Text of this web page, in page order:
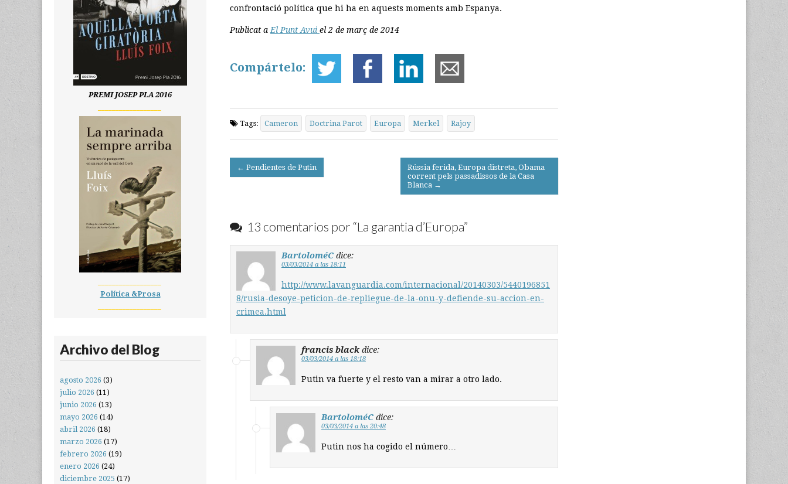
confrontació política que hi ha en aquests moments amb Espanya.
Publicat a El Punt Avui el 2 de març de 2014
Compártelo:
Tags: Cameron Doctrina Parot Europa Merkel Rajoy
Post
navigation
← Pendientes de Putin
Rússia ferida, Europa distreta, Obama
corrent pels passadissos de la Casa
Blanca →
13 comentarios por “La garantia d’Europa”
BartoloméC dice:
03/03/2014 a las 18:11
http://www.lavanguardia.com/internacional/20140303/5440196851
8/rusia-desoye-peticion-de-repliegue-de-la-onu-y-defiende-su-accion-en-
crimea.html
francis black dice:
03/03/2014 a las 18:18
Putin va fuerte y el resto van a mirar a otro lado.
BartoloméC dice:
03/03/2014 a las 20:48
Putin nos ha cogido el número…
PREMI JOSEP PLA 2016
Política &Prosa
Archivo del Blog
agosto 2026 (3)
julio 2026 (11)
junio 2026 (13)
mayo 2026 (14)
abril 2026 (18)
marzo 2026 (17)
febrero 2026 (19)
enero 2026 (24)
diciembre 2025 (17)